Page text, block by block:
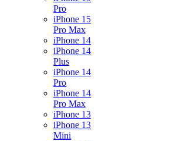
Pro
iPhone 15
Pro Max
iPhone 14
iPhone 14
Plus
iPhone 14
Pro
iPhone 14
Pro Max
iPhone 13
iPhone 13
Mini